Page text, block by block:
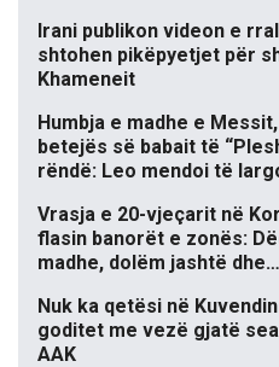
Irani publikon videon e
shtohen pikëpyetjet për
Khameneit
Humbja e madhe e
betejës së babait të
rëndë: Leo mendoi të
Vrasja e 20-vjeçarit në
flasin banorët e zonës:
madhe, dolëm jashtë dhe…
Nuk ka qetësi në
goditet me vezë gjatë
AAK